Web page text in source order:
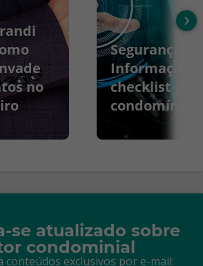
no
Segurança da
Informação:
checklist
condomínios
›
se atualizado sobre
condominial
conteúdos exclusivos por e-mail: